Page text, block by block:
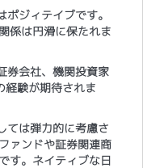
ジィテイブです。
係は円滑に保たれま
券会社、機関投資家
経験が期待されま
ては弾力的に考慮さ
ァンドや証券関連商
す。ネイティブな日